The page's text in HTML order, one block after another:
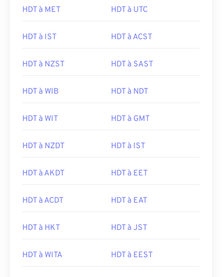
HDT à MET HDT à UTC
HDT à IST HDT à ACST
HDT à NZST HDT à SAST
HDT à WIB HDT à NDT
HDT à WIT HDT à GMT
HDT à NZDT HDT à IST
HDT à AKDT HDT à EET
HDT à ACDT HDT à EAT
HDT à HKT HDT à JST
HDT à WITA HDT à EEST